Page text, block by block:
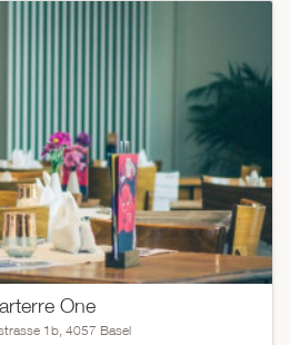
One
1b, 4057 Basel